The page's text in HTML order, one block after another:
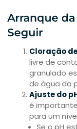
Arranque da
Seguir
Cloração
livre de
granulado
de água da
Ajuste do
é
para um
Se o pH